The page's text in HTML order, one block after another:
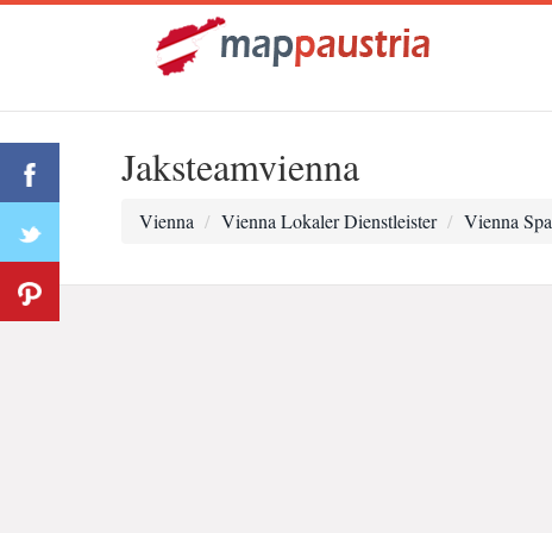
Jaksteamvienna
Vienna Vienna Lokaler Dienstleister Vienna Spa